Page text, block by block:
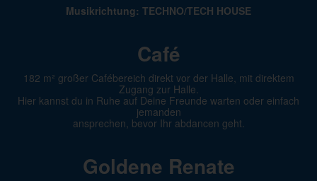
Musikrichtung: TECHNO/TECH HOUSE
Café
182 m² großer Cafébereich direkt vor der Halle, mit direktem
Zugang zur Halle.
Hier kannst du in Ruhe auf Deine Freunde warten oder einfach
jemanden
ansprechen, bevor Ihr abdancen geht.
Goldene Renate